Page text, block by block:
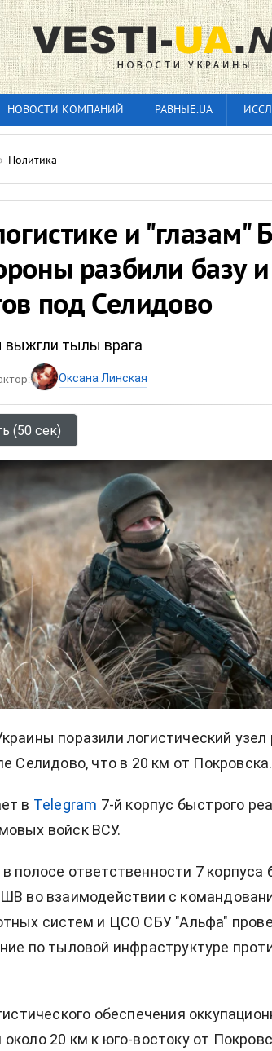
НОВОСТИ КОМПАНИЙ РАВНЫЕ.UA
Политика
и "глазам"
разбили базу
под Селидово
выжгли тылы врага
Оксана Линская
(50 сек)
поразили логистический узел
Селидово, что в 20 км от Покровска.
в Telegram 7-й корпус быстрого
войск ВСУ.
полосе ответственности 7 корпуса
во взаимодействии с
систем и ЦСО СБУ "Альфа"
по тыловой инфраструктуре
обеспечения
20 км к юго-востоку от